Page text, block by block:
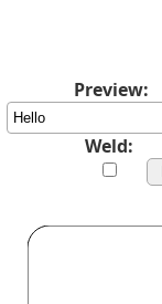
Preview:
Weld: